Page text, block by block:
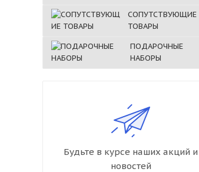
СОПУТСТВУЮЩИЕ
ТОВАРЫ
ПОДАРОЧНЫЕ
НАБОРЫ
Будьте в курсе наших акций и
новостей